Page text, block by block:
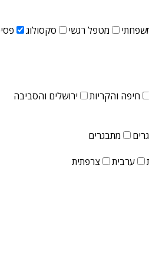
מטפל רגשי סקסולוג
חיפה והקריות ירושלים והסביבה
מתבגרים
ערבית צרפתית